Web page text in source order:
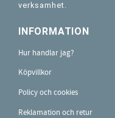
verksamhet.
INFORMATION
Hur handlar jag?
Köpvillkor
Policy och cookies
Reklamation och retur